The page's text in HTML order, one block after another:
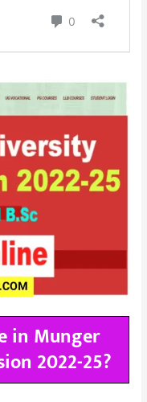
in Munger
2022-25?